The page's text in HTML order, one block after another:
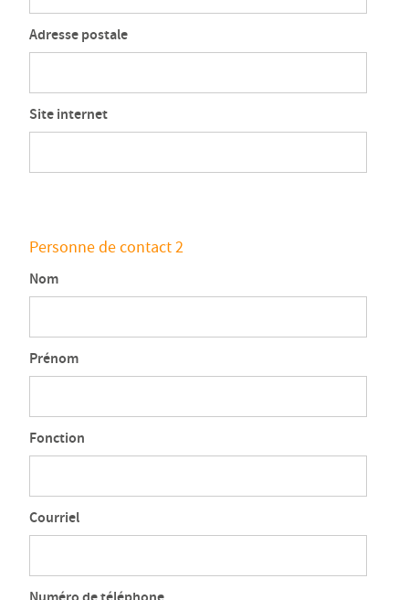
Adresse postale
Site internet
Personne de contact 2
Nom
Prénom
Fonction
Courriel